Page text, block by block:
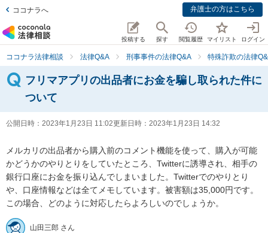
ココナラへ 弁護士の方はこちら
投稿する 探す 閲覧履歴 マイリスト ログイン
ココナラ法律相談 法律Q&A 刑事事件の法律Q&A 特殊詐欺の法律
フリマアプリの出品者にお金を騙し取られた件に
ついて
公開日時： 2023年1月23日 11:02更新日時： 2023年1月23日 14:32
メルカリの出品者から購入前のコメント機能を使って、購入が可能
かどうかのやりとりをしていたところ、Twitterに誘導され、相手の
銀行口座にお金を振り込んでしまいました。Twitterでのやりとり
や、口座情報などは全てメモしています。被害額は35,000円です。
この場合、どのように対応したらよろしいのでしょうか。
山田三郎 さん